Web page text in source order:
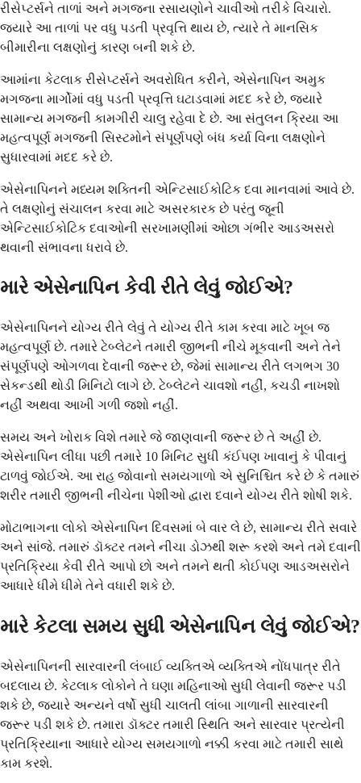
રીસેપ્ટર્સને તાળાં અને મગજના રસાયણોને ચાવીઓ તરીકે વિચારો.
જ્યારે આ તાળાં પર વધુ પડતી પ્રવૃત્તિ થાય છે, ત્યારે તે માનસિક
બીમારીના લક્ષણોનું કારણ બની શકે છે.
આમાંના કેટલાક રીસેપ્ટર્સને અવરોધિત કરીને, એસેનાપિન અમુક
મગજના માર્ગોમાં વધુ પડતી પ્રવૃત્તિ ઘટાડવામાં મદદ કરે છે, જ્યારે
સામાન્ય મગજની કામગીરી ચાલુ રહેવા દે છે. આ સંતુલન ક્રિયા આ
મહત્વપૂર્ણ મગજની સિસ્ટમોને સંપૂર્ણપણે બંધ કર્યા વિના લક્ષણોને
સુધારવામાં મદદ કરે છે.
એસેનાપિનને મધ્યમ શક્તિની એન્ટિસાઈકોટિક દવા માનવામાં આવે છે.
તે લક્ષણોનું સંચાલન કરવા માટે અસરકારક છે પરંતુ જૂની
એન્ટિસાઈકોટિક દવાઓની સરખામણીમાં ઓછા ગંભીર આડઅસરો
થવાની સંભાવના ધરાવે છે.
મારે એસેનાપિન કેવી રીતે લેવું જોઈએ?
એસેનાપિનને યોગ્ય રીતે લેવું તે યોગ્ય રીતે કામ કરવા માટે ખૂબ જ
મહત્વપૂર્ણ છે. તમારે ટેબ્લેટને તમારી જીભની નીચે મૂકવાની અને તેને
સંપૂર્ણપણે ઓગળવા દેવાની જરૂર છે, જેમાં સામાન્ય રીતે લગભગ 30
સેકન્ડથી થોડી મિનિટો લાગે છે. ટેબ્લેટને ચાવશો નહીં, કચડી નાખશો
નહીં અથવા આખી ગળી જશો નહીં.
સમય અને ખોરાક વિશે તમારે જે જાણવાની જરૂર છે તે અહીં છે.
એસેનાપિન લીધા પછી તમારે 10 મિનિટ સુધી કંઈપણ ખાવાનું કે પીવાનું
ટાળવું જોઈએ. આ રાહ જોવાનો સમયગાળો એ સુનિશ્ચિત કરે છે કે તમારું
શરીર તમારી જીભની નીચેના પેશીઓ દ્વારા દવાને યોગ્ય રીતે શોષી શકે.
મોટાભાગના લોકો એસેનાપિન દિવસમાં બે વાર લે છે, સામાન્ય રીતે સવારે
અને સાંજે. તમારું ડૉક્ટર તમને નીચા ડોઝથી શરૂ કરશે અને તમે દવાની
પ્રતિક્રિયા કેવી રીતે આપો છો અને તમને થતી કોઈપણ આડઅસરોને
આધારે ધીમે ધીમે તેને વધારી શકે છે.
મારે કેટલા સમય સુધી એસેનાપિન લેવું જોઈએ?
એસેનાપિનની સારવારની લંબાઈ વ્યક્તિએ વ્યક્તિએ નોંધપાત્ર રીતે
બદલાય છે. કેટલાક લોકોને તે ઘણા મહિનાઓ સુધી લેવાની જરૂર પડી
શકે છે, જ્યારે અન્યને વર્ષો સુધી ચાલતી લાંબા ગાળાની સારવારની
જરૂર પડી શકે છે. તમારા ડૉક્ટર તમારી સ્થિતિ અને સારવાર પ્રત્યેની
પ્રતિક્રિયાના આધારે યોગ્ય સમયગાળો નક્કી કરવા માટે તમારી સાથે
કામ કરશે.